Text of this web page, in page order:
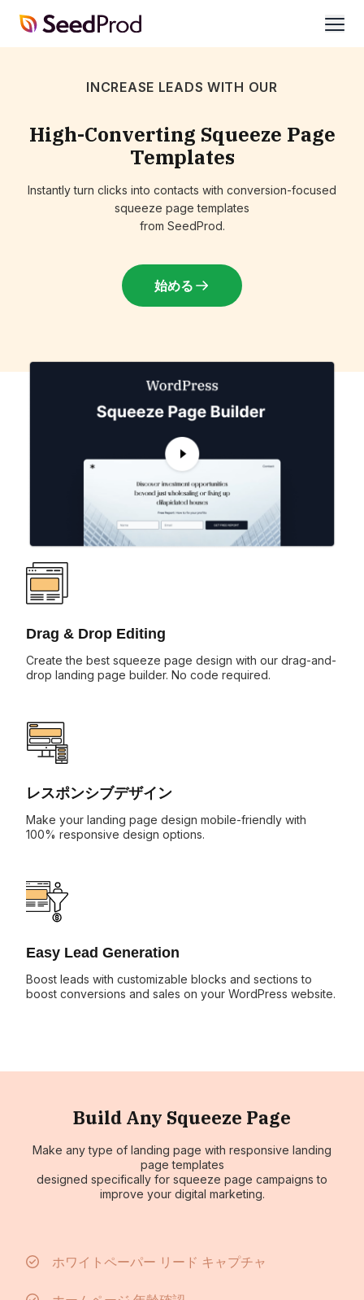
SeedProd
INCREASE LEADS WITH OUR
High-Converting Squeeze Page
Templates
Instantly turn clicks into contacts with conversion-focused
squeeze page templates
from SeedProd.
始める
Drag & Drop Editing
Create the best squeeze page design with our drag-and-
drop landing page builder. No code required.
レスポンシブデザイン
Make your landing page design mobile-friendly with
100% responsive design options.
Easy Lead Generation
Boost leads with customizable blocks and sections to
boost conversions and sales on your WordPress website.
Build Any Squeeze Page
Make any type of landing page with responsive landing
page templates
designed specifically for squeeze page campaigns to
improve your digital marketing.
ホワイトペーパー リード キャプチャ